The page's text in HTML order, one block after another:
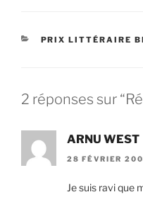
CATÉGORIES
PRIX LITTÉRAIRE
2 réponses sur
ARNU WEST
28 FÉVRIER
Je suis ravi que